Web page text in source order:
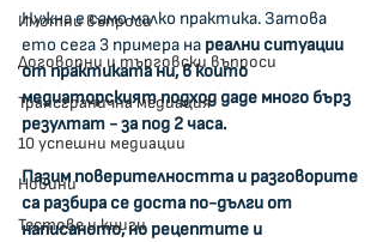
Имотни въпроси
Договорни и търговски въпроси
Трансгранична медиация
10 успешни медиации
Новини
Тестове и книги
Нужна е само малко практика. Затова
ето сега 3 примера на реални ситуации
от практиката ни, в които
медиаторският подход даде много бърз
резултат - за под 2 часа.
Пазим поверителността и разговорите
са разбира се доста по-дълги от
написаното, но рецептите и